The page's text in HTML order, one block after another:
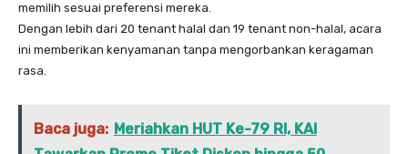
memilih sesuai preferensi mereka.
Dengan lebih dari 20 tenant halal dan 19 tenant non-halal, acara
ini memberikan kenyamanan tanpa mengorbankan keragaman
rasa.
Baca juga: Meriahkan HUT Ke-79 RI, KAI